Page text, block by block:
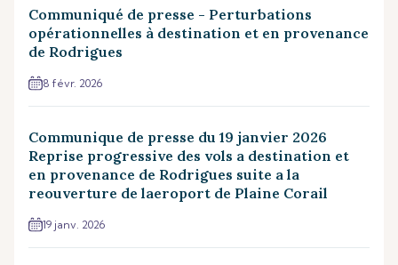
Communiqué de presse - Perturbations
opérationnelles à destination et en provenance
de Rodrigues
8 févr. 2026
Communique de presse du 19 janvier 2026
Reprise progressive des vols a destination et
en provenance de Rodrigues suite a la
reouverture de laeroport de Plaine Corail
19 janv. 2026